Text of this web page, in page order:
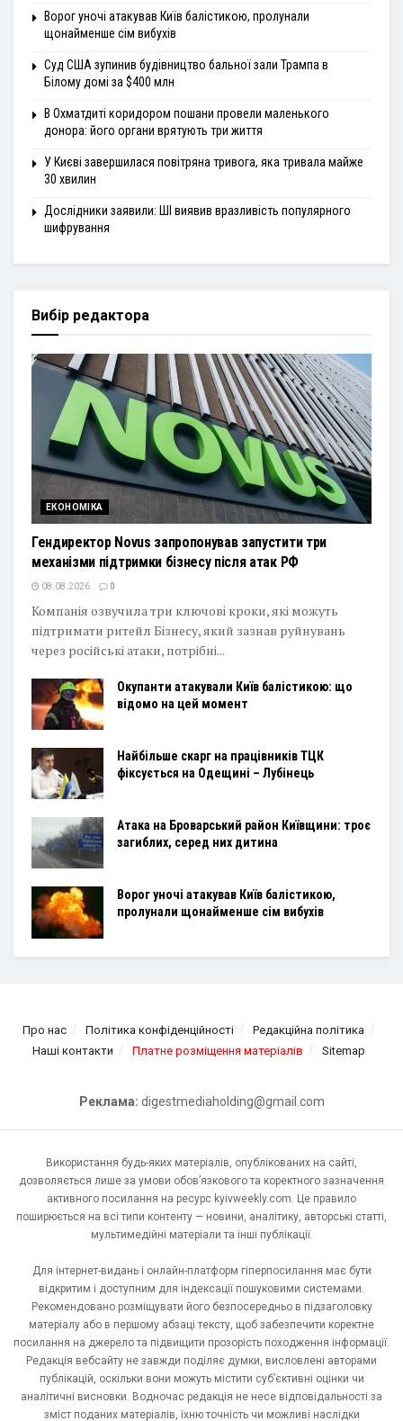
Ворог уночі атакував Київ балістикою, пролунали
щонайменше сім вибухів
Суд США зупинив будівництво бальної зали Трампа в
Білому домі за $400 млн
В Охматдиті коридором пошани провели маленького
донора: його органи врятують три життя
У Києві завершилася повітряна тривога, яка тривала майже
30 хвилин
Дослідники заявили: ШІ виявив вразливість популярного
шифрування
Вибір редактора
ЕКОНОМІКА
Гендиректор Novus запропонував запустити три
механізми підтримки бізнесу після атак РФ
08.08.2026 0
Компанія озвучила три ключові кроки, які можуть
підтримати ритейл Бізнесу, який зазнав руйнувань
через російські атаки, потрібні...
Окупанти атакували Київ балістикою: що
відомо на цей момент
Найбільше скарг на працівників ТЦК
фіксується на Одещині – Лубінець
Атака на Броварський район Київщини: троє
загиблих, серед них дитина
Ворог уночі атакував Київ балістикою,
пролунали щонайменше сім вибухів
Про нас Політика конфіденційності
Редакційна політика
Наші контакти
Платне розміщення матеріалів Sitemap
Реклама: digestmediaholding@gmail.com
Використання будь-яких матеріалів, опублікованих на сайті,
дозволяється лише за умови обов’язкового та коректного зазначення
активного посилання на ресурс kyivweekly.com. Це правило
поширюється на всі типи контенту — новини, аналітику, авторські статті,
мультимедійні матеріали та інші публікації.
Для інтернет-видань і онлайн-платформ гіперпосилання має бути
відкритим і доступним для індексації пошуковими системами.
Рекомендовано розміщувати його безпосередньо в підзаголовку
матеріалу або в першому абзаці тексту, щоб забезпечити коректне
посилання на джерело та підвищити прозорість походження інформації.
Редакція вебсайту не завжди поділяє думки, висловлені авторами
публікацій, оскільки вони можуть містити суб’єктивні оцінки чи
аналітичні висновки. Водночас редакція не несе відповідальності за
зміст поданих матеріалів, їхню точність чи можливі наслідки